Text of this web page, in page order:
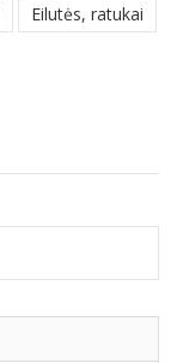
Eilutės, ratukai